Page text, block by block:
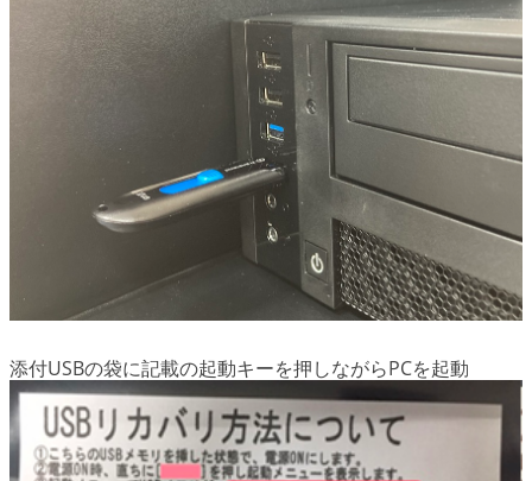
添付USBの袋に記載の起動キーを押しながらPCを起動